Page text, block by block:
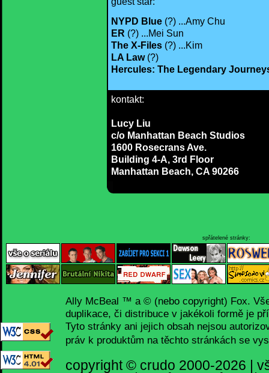
NYPD Blue(?) ...Amy Chu
ER (?) ...Mei Sun
The X-Files(?) ...Kim
LA Law(?)
Hercules: The Legendary
kontakt:
Lucy Liu
c/o Manhattan Beach Studios
1600 Rosecrans Ave.
Building 4-A, 3rd Floor
Manhattan Beach, CA 90266
spřátelené stránky:
Ally McBeal ™ a © (nebo copyright) Fox.
duplikace, či distribuce v jakékoli formě je
Tyto stránky ani jejich obsah nejsou
práv k produktům na těchto stránkách se
copyright © crudo 2000-2026 |